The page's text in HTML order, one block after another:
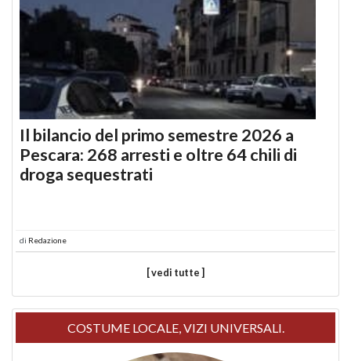
Il bilancio del primo semestre 2026 a
Pescara: 268 arresti e oltre 64 chili di
droga sequestrati
di Redazione
[ vedi tutte ]
COSTUME LOCALE, VIZI UNIVERSALI.